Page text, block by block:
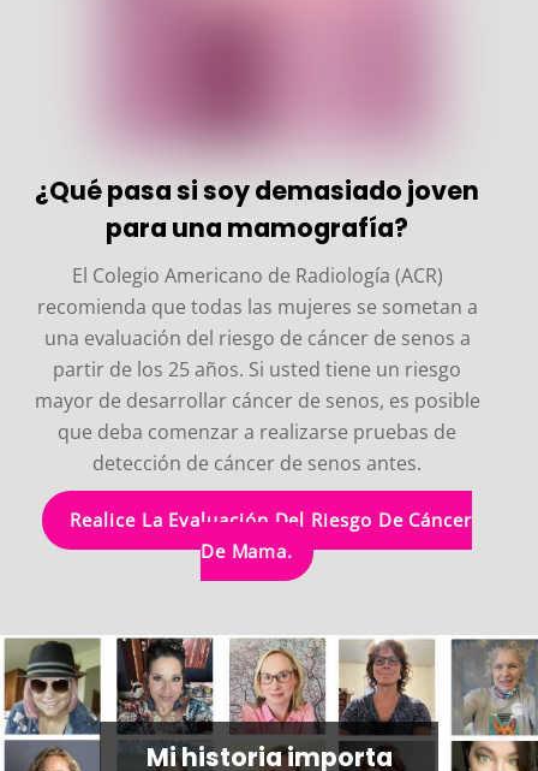
¿Qué pasa si soy demasiado joven
para una mamografía?
El Colegio Americano de Radiología (ACR)
recomienda que todas las mujeres se sometan a
una evaluación del riesgo de cáncer de senos a
partir de los 25 años. Si usted tiene un riesgo
mayor de desarrollar cáncer de senos, es posible
que deba comenzar a realizarse pruebas de
detección de cáncer de senos antes.
Realice La Evaluación Del Riesgo De Cáncer
De Mama.
Mi historia importa